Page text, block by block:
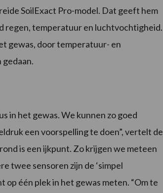
SoilExact Pro-model. Dat geeft hem
regen, temperatuur en luchtvochtigheid.
gewas, door temperatuur- en
in het gewas. We kunnen zo goed
een voorspelling te doen”, vertelt de
is een ijkpunt. Zo krijgen we meteen
twee sensoren zijn de ‘simpel
één plek in het gewas meten. “Om te